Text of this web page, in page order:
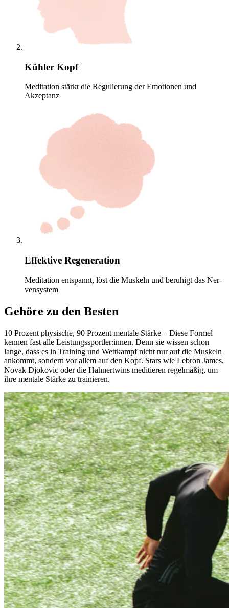
Kühler Kopf
Meditation stärkt die Regulierung der Emotionen und
Akzeptanz
Effektive Regeneration
Medi­ta­tion entspannt, löst die Mus­keln und beruhigt das Ner­
ven­sys­tem
Gehöre zu den Besten
10 Pro­zent phy­si­sche, 90 Pro­zent men­tale Stärke – Diese Formel
kennen fast alle Leis­tungs­sport­ler:innen. Denn sie wissen schon
lange, dass es in Trai­ning und Wett­kampf nicht nur auf die Mus­keln
ankommt, son­dern vor allem auf den Kopf. Stars wie Lebron James,
Novak Djo­ko­vic oder die Hah­nert­wins medi­tie­ren regel­mä­ßig, um
ihre men­tale Stärke zu trai­nie­ren.